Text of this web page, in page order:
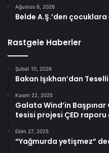
Ağustos 6, 2026
Belde A.Ş.’den
Rastgele Haberler
Şubat 10, 2026
Bakan Işıkhan’dan Teselli
Kasım 22, 2025
Galata Wind’in
tesisi projesi ÇED raporu
Ekim 27, 2025
“Yağmurda yetişmez”